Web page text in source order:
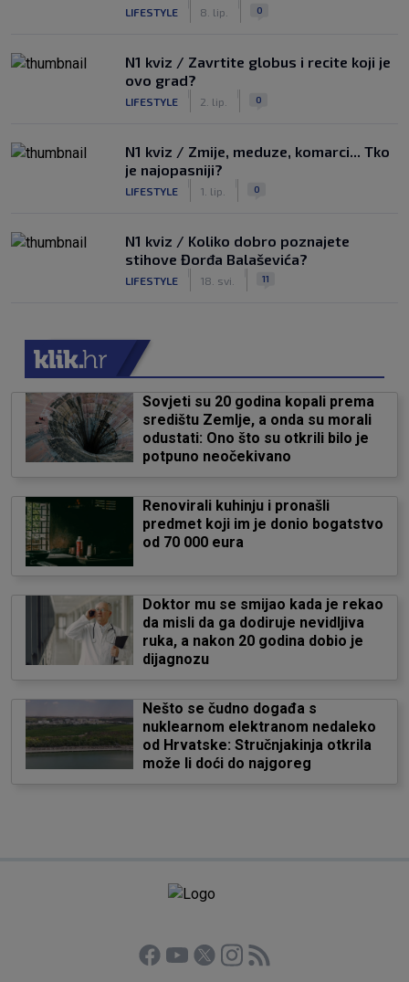
LIFESTYLE 8. lip. 0
N1 kviz / Zavrtite globus i recite koji je
ovo grad?
LIFESTYLE 2. lip. 0
N1 kviz / Zmije, meduze, komarci... Tko
je najopasniji?
LIFESTYLE 1. lip. 0
N1 kviz / Koliko dobro poznajete
stihove Đorđa Balaševića?
LIFESTYLE 18. svi. 11
Sovjeti su 20 godina kopali prema
središtu Zemlje, a onda su morali
odustati: Ono što su otkrili bilo je
potpuno neočekivano
Renovirali kuhinju i pronašli
predmet koji im je donio bogatstvo
od 70 000 eura
Doktor mu se smijao kada je rekao
da misli da ga dodiruje nevidljiva
ruka, a nakon 20 godina dobio je
dijagnozu
Nešto se čudno događa s
nuklearnom elektranom nedaleko
od Hrvatske: Stručnjakinja otkrila
može li doći do najgoreg